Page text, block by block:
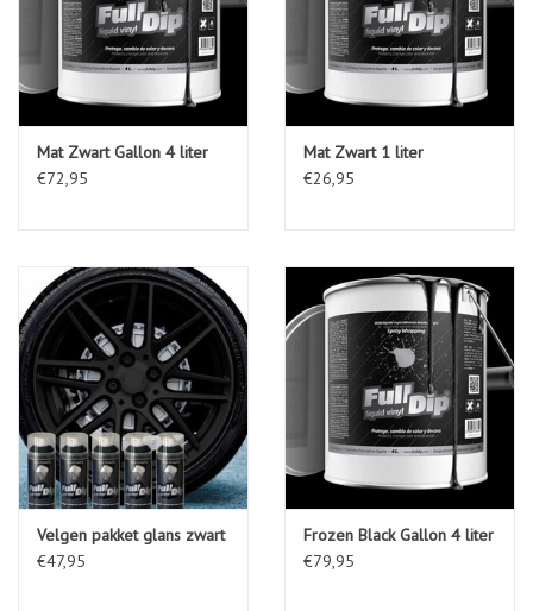
Mat Zwart Gallon 4 liter
€72,95
Mat Zwart 1 liter
€26,95
Velgen pakket glans zwart
€47,95
Frozen Black Gallon 4 liter
€79,95